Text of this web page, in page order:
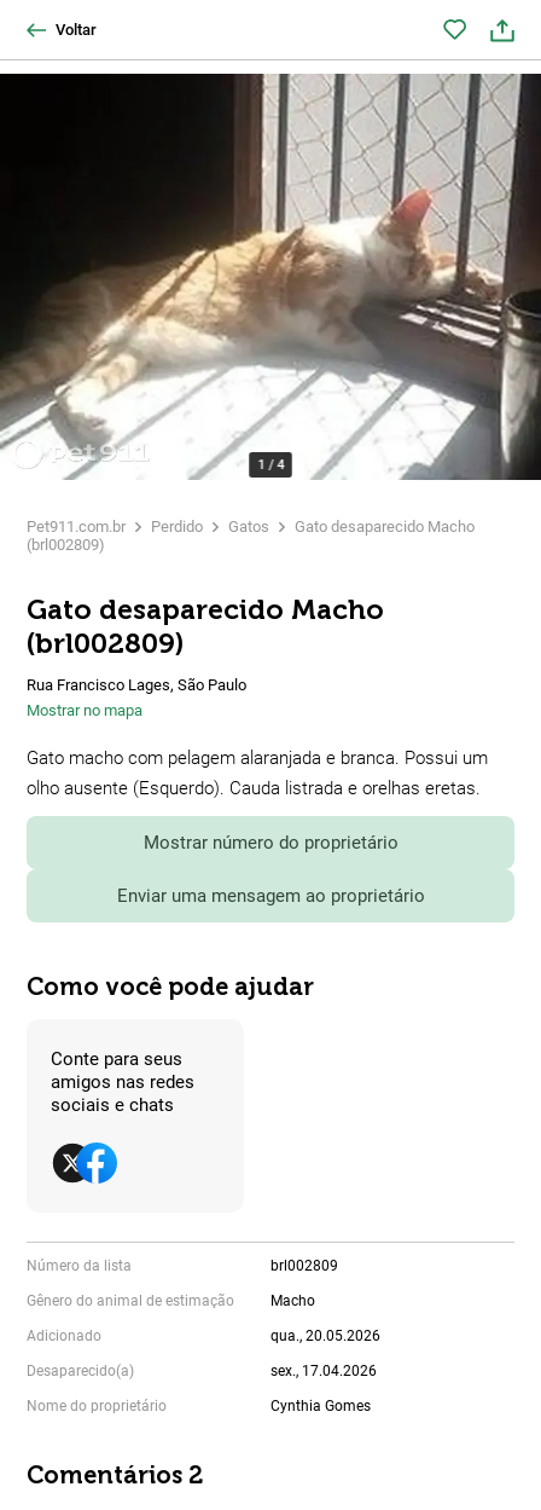
Voltar
1 /4
Pet911.com.br Perdido Gatos
Gato desaparecido Macho
(brl002809)
Gato desaparecido Macho
(brl002809)
Rua Francisco Lages, São Paulo
Mostrar no mapa
Gato macho com pelagem alaranjada e branca. Possui um
olho ausente (Esquerdo). Cauda listrada e orelhas eretas.
Mostrar número do proprietário
Enviar uma mensagem ao proprietário
Como você pode ajudar
Conte para seus
amigos nas redes
sociais e chats
Número da lista brl002809
Gênero do animal de estimação Macho
Adicionado qua., 20.05.2026
Desaparecido(a) sex., 17.04.2026
Nome do proprietário Cynthia Gomes
Comentários 2